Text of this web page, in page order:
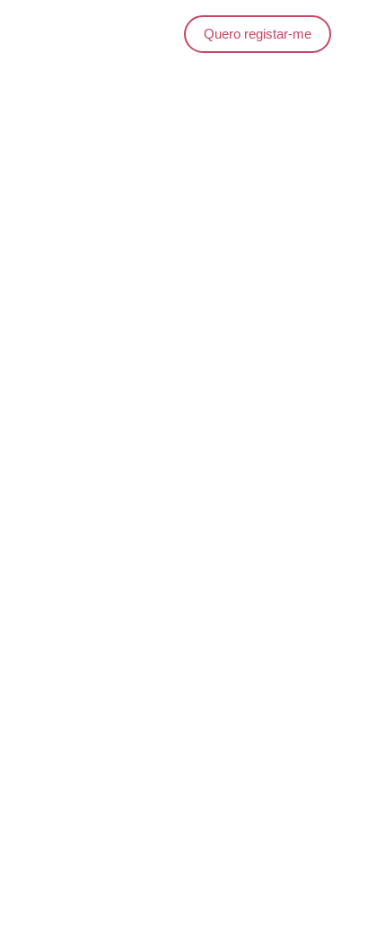
Quero registar-me